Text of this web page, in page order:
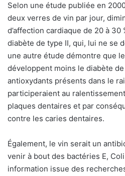
Selon une étude publiée en
deux verres de vin par jour,
d’affection cardiaque de 20 à
diabète de type II, qui, lui ne se
une autre étude démontre que
développent moins le diabète
antioxydants présents dans le
participeraient au
plaques dentaires et par
contre les caries dentaires.
Également, le vin serait un
venir à bout des bactéries E,
information issue des